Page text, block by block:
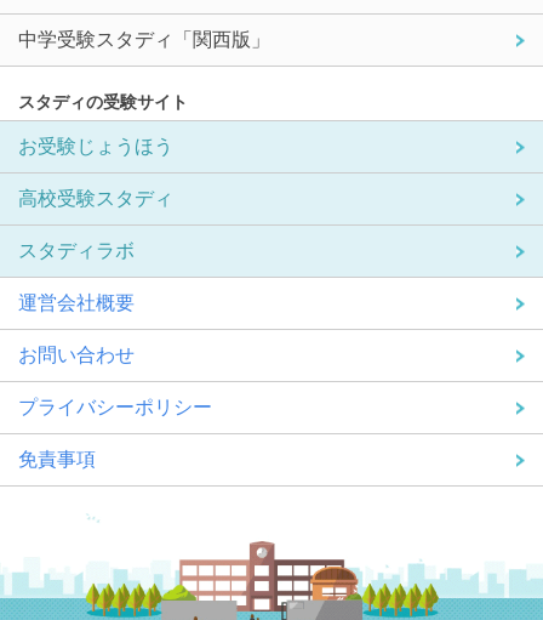
中学受験スタディ「関西版」
スタディの受験サイト
お受験じょうほう
高校受験スタディ
スタディラボ
運営会社概要
お問い合わせ
プライバシーポリシー
免責事項